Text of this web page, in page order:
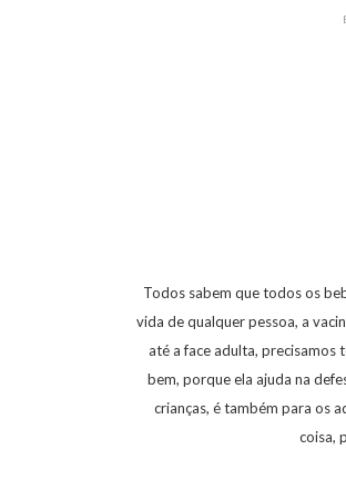
Todos sabem que todos os
vida de qualquer pessoa, a
até a face adulta, precisamos
bem, porque ela ajuda na
crianças, é também para os
coisa,